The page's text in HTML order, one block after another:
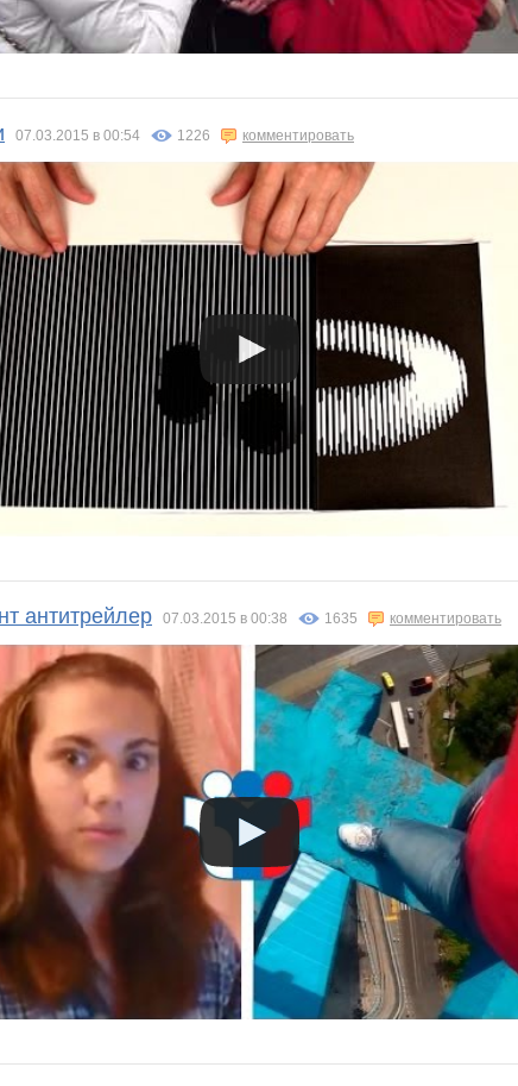
07.03.2015 в 00:54 1226 комментировать
антитрейлер 07.03.2015 в 00:38 1635 комментировать